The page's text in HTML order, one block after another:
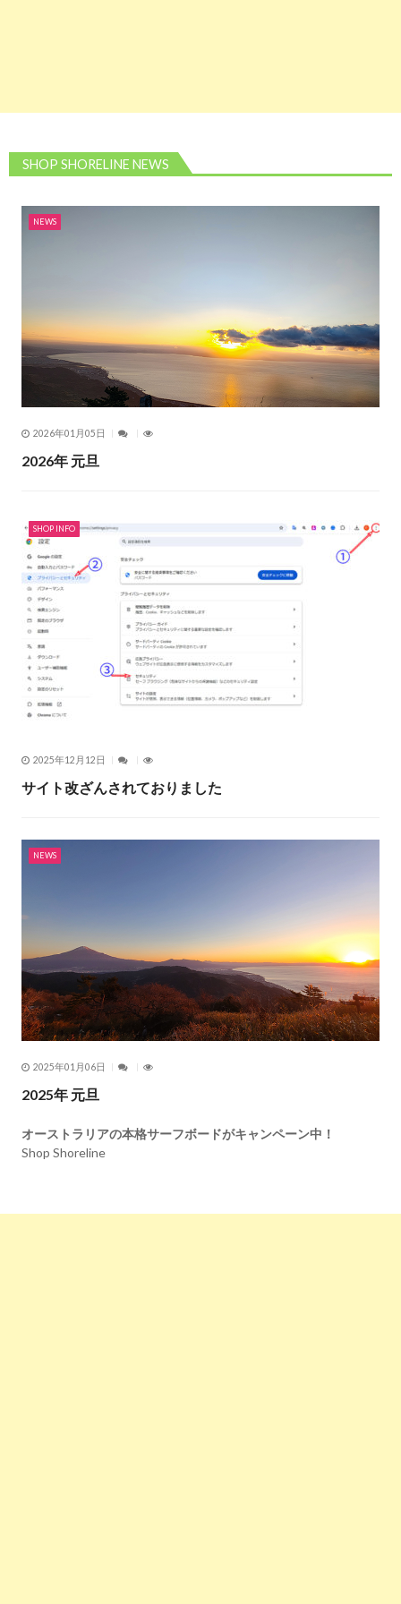
SHOP SHORELINE NEWS
NEWS
2026年01月05日
2026年 元旦
SHOP INFO
2025年12月12日
サイト改ざんされておりました
NEWS
2025年01月06日
2025年 元旦
オーストラリアの本格サーフボードがキャンペーン中！
Shop Shoreline